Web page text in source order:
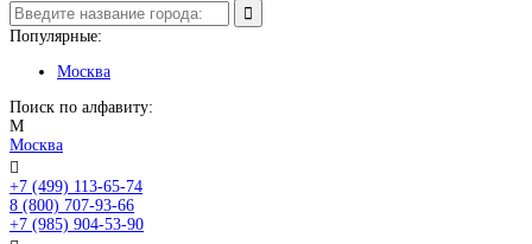
Популярные:
Москва
Поиск по алфавиту:
М
Москва

+7 (499) 113-65-74
8 (800) 707-93-66
+7 (985) 904-53-90